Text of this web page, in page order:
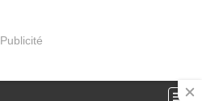
Publicité